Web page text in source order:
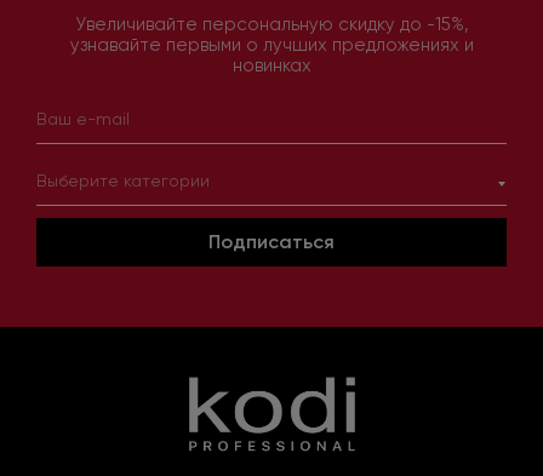
Увеличивайте персональную скидку до -15%,
узнавайте первыми о лучших предложениях и
новинках
Выберите категории
Подписаться